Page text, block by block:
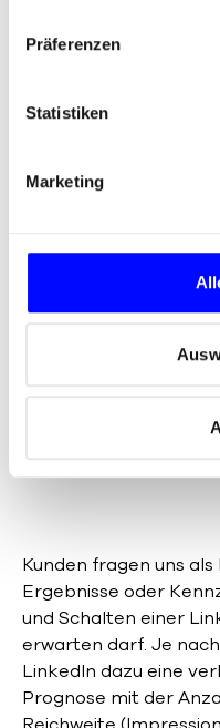
Präferenzen
Statistiken
Marketing
Das beauftragende
Kosteneinstellungen
Gesamtbudget. Für
Suchmaschinen auch
und Blog-Posts.
Mit
zum Lead
Kunden fragen uns
Ergebnisse oder
und Schalten einer
erwarten darf. Je
LinkedIn dazu eine
Prognose mit der